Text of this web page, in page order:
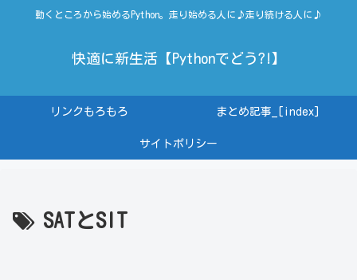
動くところから始めるPython。走り始める人に♪走り続ける人に♪
快適に新生活【Pythonでどう?!】
リンクもろもろ まとめ記事_[index]
サイトポリシー
SATとSIT